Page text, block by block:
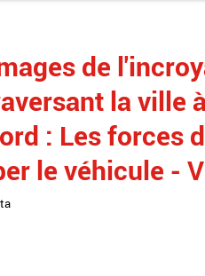
de
la ville
: Les forces
le véhicule -